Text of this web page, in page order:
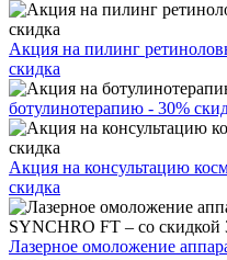
Акция на пилинг
скидка
ботулинотерапию - 30%
Акция на консультацию
скидка
Лазерное омоложение